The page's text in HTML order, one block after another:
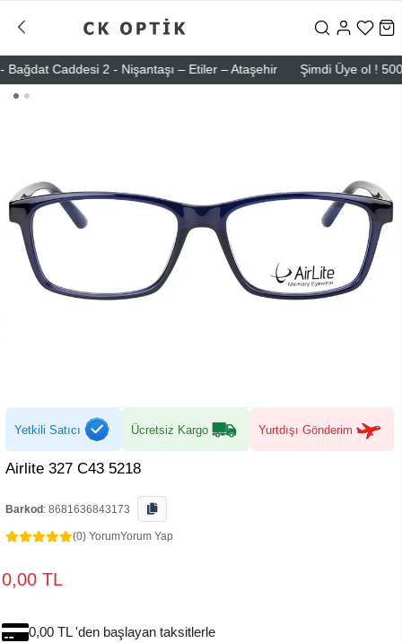
Caddesi 2 - Nişantaşı – Etiler – Ataşehir Şimdi Üye ol ! 5000
Yetkili Satıcı Ücretsiz Kargo Yurtdışı Gönderim
Airlite 327 C43 5218
Barkod : 8681636843173
(0) YorumYorum Yap
0,00 TL
0,00 TL 'den başlayan taksitlerle